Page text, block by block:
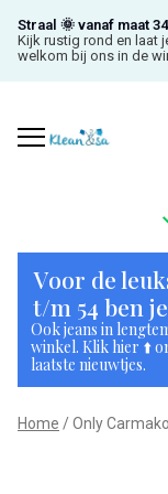
Straal 🌞 vanaf maat
Kijk rustig rond en laat
welkom bij ons in de
Only
Betty
blazer
-
Voor de
t/m 54 ben
Ook jeans in
winkel. Klik hier ⬆️
laatste nieuwtjes.
Home Only